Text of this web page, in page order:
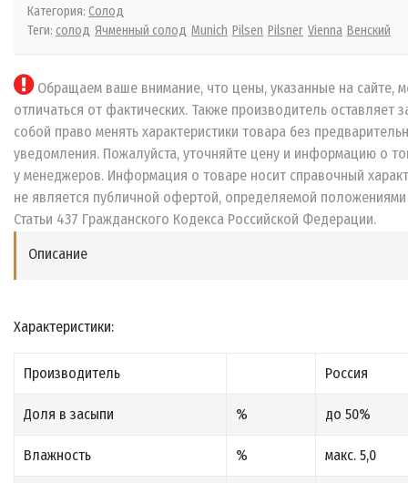
Категория: Солод
Теги: солод Ячменный солод Munich Pilsen Pilsner Vienna Венский
Обращаем ваше внимание, что цены, указанные на сайте,
отличаться от фактических. Также производитель оставляет
собой право менять характеристики товара без
уведомления. Пожалуйста, уточняйте цену и информацию о
у менеджеров. Информация о товаре носит справочный
не является публичной офертой, определяемой положениями
Статьи 437 Гражданского Кодекса Российской Федерации.
Описание
Характеристики:
Производитель Россия
Доля в засыпи % до 50%
Влажность % макс. 5,0